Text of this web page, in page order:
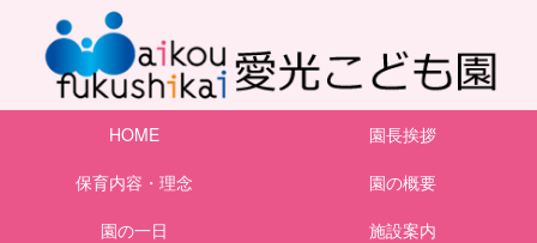
HOME
園長挨拶
保育内容・理念
園の概要
園の一日
施設案内